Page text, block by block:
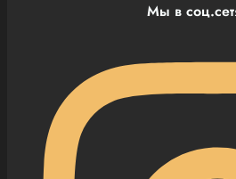
Мы в